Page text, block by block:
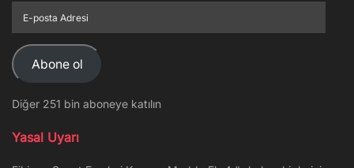
posta
Adresi
Abone ol
Diğer 251 bin aboneye katılın
Yasal Uyarı